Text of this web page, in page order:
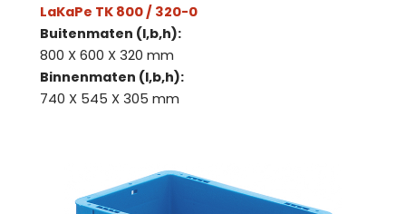
LaKaPe TK 800 / 320-0
Buitenmaten (l,b,h):
800 X 600 X 320 mm
Binnenmaten (l,b,h):
740 X 545 X 305 mm